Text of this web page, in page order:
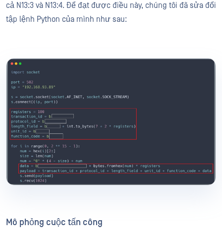
cả N13:3 và N13:4. Để đạt được điều này, chúng tôi đã sửa đổi
tập lệnh Python của mình như sau:
Mô phỏng cuộc tấn công